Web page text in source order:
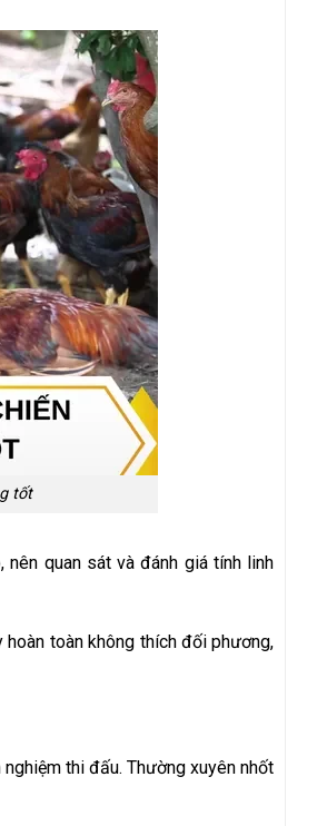
tốt
nên quan sát và đánh giá tính linh
toàn không thích đối phương,
thi đấu. Thường xuyên nhốt